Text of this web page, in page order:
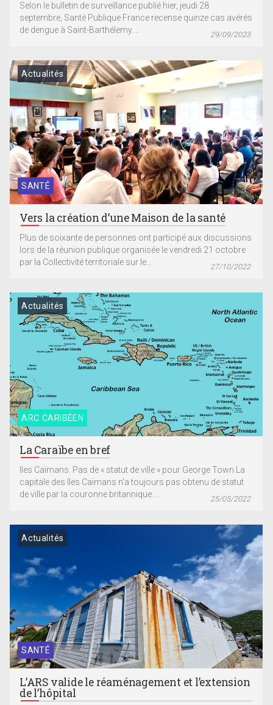
Selon le bulletin de surveillance publié hier, jeudi 28
septembre, Santé Publique France recense quinze cas avérés
de dengue à Saint-Barthélemy....
29/09/2023
SANTÉ
Actualités
Vers la création d’une Maison de la santé
Plus de soixante de personnes ont participé aux discussions
lors de la réunion publique organisée le vendredi 21 octobre
par la Collectivité territoriale sur le...
27/10/2022
ARC CARIBÉEN
Actualités
La Caraïbe en bref
Iles Caïmans. Pas de « statut de ville » pour George Town La
capitale des Iles Caïmans n’a toujours pas obtenu de statut
de ville par la couronne britannique....
25/05/2022
SANTÉ
Actualités
L’ARS valide le réaménagement et l’extension
de l’hôpital